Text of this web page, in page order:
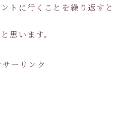
トに行くことを繰り返すと
思います。
ーリンク